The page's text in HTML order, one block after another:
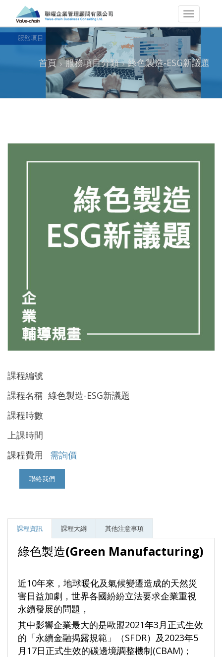
首頁 服務項目分類 綠色製造-ESG新議題
課程編號
課程名稱 綠色製造-ESG新議題
課程時數
上課時間
課程費用
需詢價
聯絡我們
課程資訊 課程大綱 其他注意事項
綠色製造(Green Manufacturing)
近10年來，地球暖化及氣候變遷造成的天然災
害日益加劇，世界各國紛紛立法要求企業重視
永續發展的問題，
其中影響企業最大的是歐盟2021年3月正式生效
的「永續金融揭露規範」（SFDR）及2023年5
月17日正式生效的碳邊境調整機制(CBAM)；